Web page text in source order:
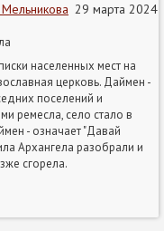
29 марта 2024
населенных мест на
церковь. Даймен -
поселений и
ремесла, село стало в
- означает "Давай
Архангела разобрали и
сгорела.